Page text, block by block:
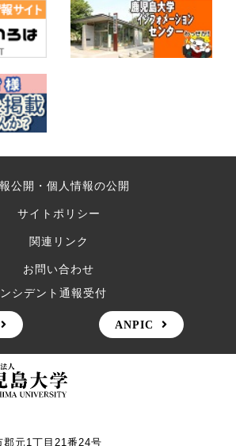
公開・個人情報の公開
サイトポリシー
関連リンク
お問い合わせ
シデント通報受付
ANPIC
元1丁目21番24号